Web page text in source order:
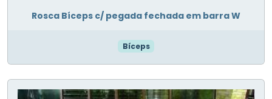
Rosca Bíceps c/ pegada fechada em barra W
Bíceps